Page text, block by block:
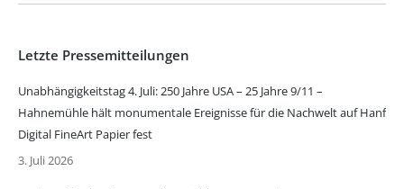
Letzte Pressemitteilungen
Unabhängigkeitstag 4. Juli: 250 Jahre USA – 25 Jahre 9/11 –
Hahnemühle hält monumentale Ereignisse für die Nachwelt auf Hanf
Digital FineArt Papier fest
3. Juli 2026